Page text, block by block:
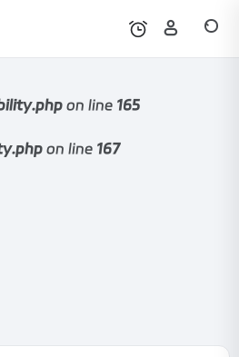
on line 165
on line 167